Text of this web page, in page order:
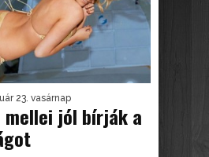
23. vasárnap
mellei jól bírják a